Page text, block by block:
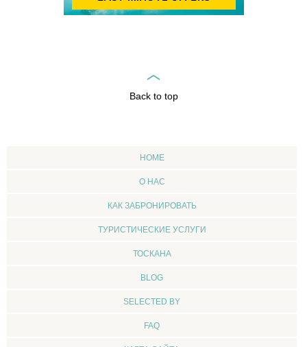
Back to top
HOME
О НАС
КАК ЗАБРОНИРОВАТЬ
ТУРИСТИЧЕСКИЕ УСЛУГИ
ТОСКАНА
BLOG
SELECTED BY
FAQ